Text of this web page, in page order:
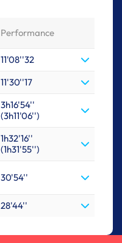
Performance
11'08''32
11'30''17
3h16'54''
(3h11'06'')
1h32'16''
(1h31'55'')
30'54''
28'44''